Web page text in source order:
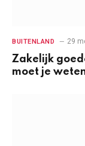
BUITENLAND 29
Zakelijk
moet je